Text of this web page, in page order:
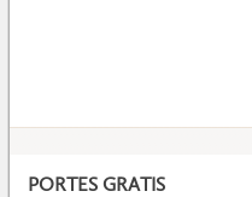
PORTES GRATIS